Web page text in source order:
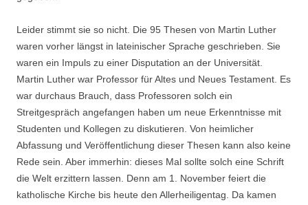
Leider stimmt sie so nicht. Die 95 Thesen von Martin Luther
waren vorher längst in lateinischer Sprache geschrieben. Sie
waren ein Impuls zu einer Disputation an der Universität.
Martin Luther war Professor für Altes und Neues Testament. Es
war durchaus Brauch, dass Professoren solch ein
Streitgespräch angefangen haben um neue Erkenntnisse mit
Studenten und Kollegen zu diskutieren. Von heimlicher
Abfassung und Veröffentlichung dieser Thesen kann also keine
Rede sein. Aber immerhin: dieses Mal sollte solch eine Schrift
die Welt erzittern lassen. Denn am 1. November feiert die
katholische Kirche bis heute den Allerheiligentag. Da kamen